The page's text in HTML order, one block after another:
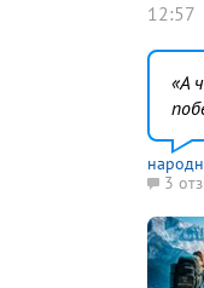
12:57
А
3